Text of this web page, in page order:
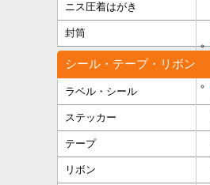
ニス圧着はがき
封筒
シール・テープ・リボン
ラベル・シール
ステッカー
テープ
リボン